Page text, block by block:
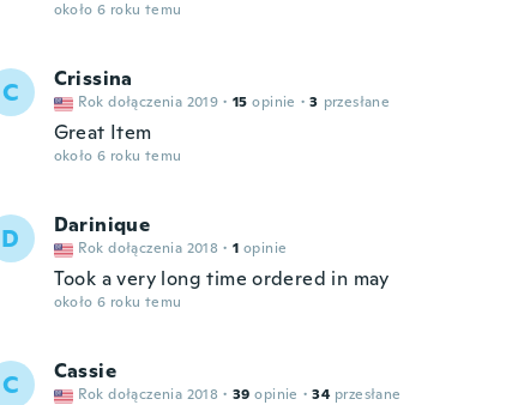
około 6 roku temu
C Crissina
Rok dołączenia 2019 · 15 opinie · 3 przesłane
Great Item
około 6 roku temu
D Darinique
Rok dołączenia 2018 · 1 opinie
Took a very long time ordered in may
około 6 roku temu
C Cassie
Rok dołączenia 2018 · 39 opinie · 34 przesłane